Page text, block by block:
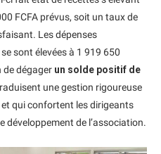
FCFA prévus, soit un taux de
Les dépenses
sont élevées à 1 919 650
de dégager un solde positif de
une gestion rigoureuse
qui confortent les dirigeants
développement de l’association.